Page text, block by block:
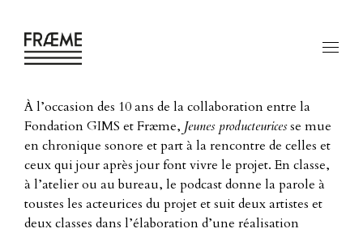
À l’occasion des 10 ans de la collaboration entre la
Fondation GIMS et Fræme, Jeunes producteuricesse mue
en chronique sonore et part à la rencontre de celles et
ceux qui jour après jour font vivre le projet. En classe,
à l’atelier ou au bureau, le podcast donne la parole à
toustes les acteurices du projet etsuit deux artistes et
deux classes dans l’élaboration d’une réalisation